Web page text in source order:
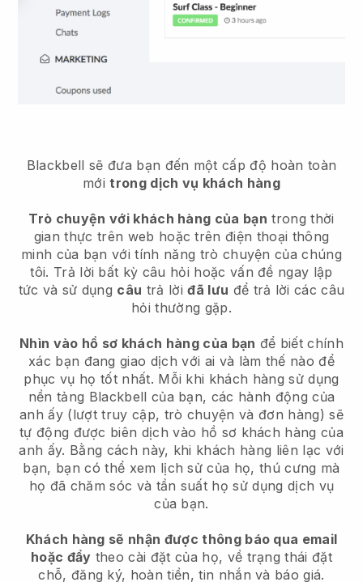
Blackbell sẽ đưa bạn đến một cấp độ hoàn toàn
mớitrong dịch vụ khách hàng
Trò chuyện với khách hàng của bạn trong thời
gian thực trên web hoặc trên điện thoại thông
minh của bạn với tính năng trò chuyện của chúng
tôi. Trả lời bất kỳ câu hỏi hoặc vấn đề ngay lập
tức và sử dụng câu trả lờiđã lưu để trả lời các câu
hỏi thường gặp.
Nhìn vào hồ sơ khách hàng của bạn để biết chính
xác bạn đang giao dịch với ai và làm thế nào để
phục vụ họ tốt nhất. Mỗi khi khách hàng sử dụng
nền tảng Blackbell của bạn, các hành động của
anh ấy (lượt truy cập, trò chuyện và đơn hàng) sẽ
tự động được biên dịch vào hồ sơ khách hàng của
anh ấy. Bằng cách này, khi khách hàng liên lạc với
bạn, bạn có thể xem lịch sử của họ, thú cưng mà
họ đã chăm sóc và tần suất họ sử dụng dịch vụ
của bạn.
Khách hàng sẽ nhận được thông báo qua email
hoặc đẩy theo cài đặt của họ, về trạng thái đặt
chỗ, đăng ký, hoàn tiền, tin nhắn và báo giá.